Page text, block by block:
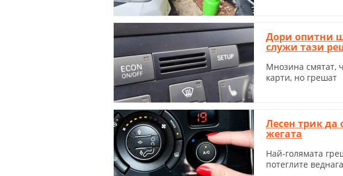
Дори опитни
служи тази
Мнозина смятат,
карти, но грешат
Лесен трик да
жегата
Най-голямата
потеглите веднага